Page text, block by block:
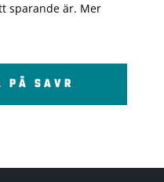
sparande är. Mer
PÅ SAVR